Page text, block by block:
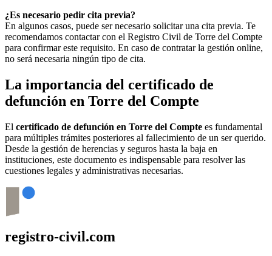
¿Es necesario pedir cita previa?
En algunos casos, puede ser necesario solicitar una cita previa. Te
recomendamos contactar con el Registro Civil de Torre del Compte
para confirmar este requisito. En caso de contratar la gestión online,
no será necesaria ningún tipo de cita.
La importancia del certificado de
defunción en Torre del Compte
El certificado de defunción en Torre del Compte es fundamental
para múltiples trámites posteriores al fallecimiento de un ser querido.
Desde la gestión de herencias y seguros hasta la baja en
instituciones, este documento es indispensable para resolver las
cuestiones legales y administrativas necesarias.
registro-civil.com